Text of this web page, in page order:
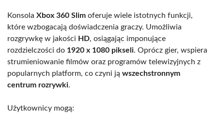
Konsola Xbox 360 Slim oferuje wiele istotnych funkcji,
które wzbogacają doświadczenia graczy. Umożliwia
rozgrywkę w jakości HD, osiągając imponujące
rozdzielczości do 1920 x 1080 pikseli. Oprócz gier, wspiera
strumieniowanie filmów oraz programów telewizyjnych z
popularnych platform, co czyni ją wszechstronnym
centrum rozrywki.
Użytkownicy mogą: